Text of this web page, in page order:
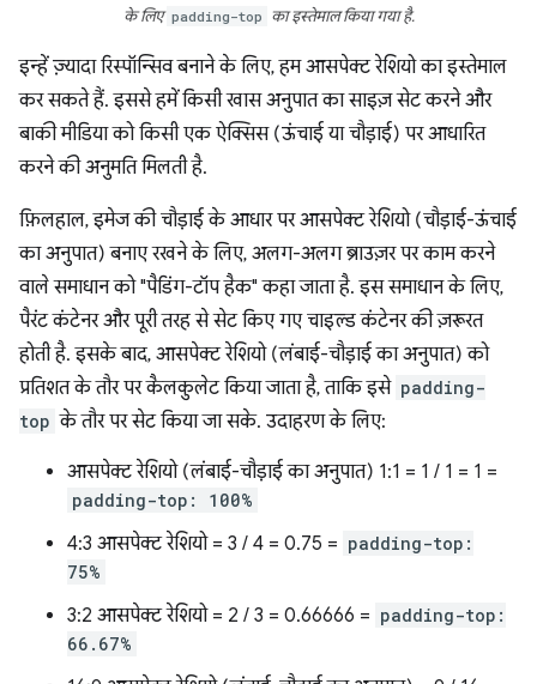
के लिए padding-top का इस्तेमाल किया गया है.
इन्हें ज़्यादा रिस्पॉन्सिव बनाने के लिए, हम आसपेक्ट रेशियो का इस्तेमाल
कर सकते हैं. इससे हमें किसी खास अनुपात का साइज़ सेट करने और
बाकी मीडिया को किसी एक ऐक्सिस (ऊंचाई या चौड़ाई) पर आधारित
करने की अनुमति मिलती है.
फ़िलहाल, इमेज की चौड़ाई के आधार पर आसपेक्ट रेशियो (चौड़ाई-ऊंचाई
का अनुपात) बनाए रखने के लिए, अलग-अलग ब्राउज़र पर काम करने
वाले समाधान को "पैडिंग-टॉप हैक" कहा जाता है. इस समाधान के लिए,
पैरंट कंटेनर और पूरी तरह से सेट किए गए चाइल्ड कंटेनर की ज़रूरत
होती है. इसके बाद, आसपेक्ट रेशियो (लंबाई-चौड़ाई का अनुपात) को
प्रतिशत के तौर पर कैलकुलेट किया जाता है, ताकि इसे padding-
top के तौर पर सेट किया जा सके. उदाहरण के लिए:
आसपेक्ट रेशियो (लंबाई-चौड़ाई का अनुपात) 1:1 = 1 / 1 = 1 =
padding-top: 100%
4:3 आसपेक्ट रेशियो = 3 / 4 = 0.75 = padding-top:
75%
3:2 आसपेक्ट रेशियो = 2 / 3 = 0.66666 = padding-top:
66.67%